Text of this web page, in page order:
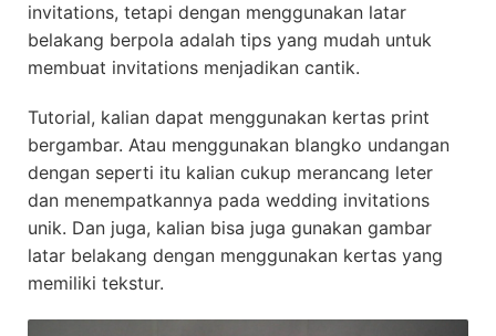
invitations, tetapi dengan menggunakan latar
belakang berpola adalah tips yang mudah untuk
membuat invitations menjadikan cantik.
Tutorial, kalian dapat menggunakan kertas print
bergambar. Atau menggunakan blangko undangan
dengan seperti itu kalian cukup merancang leter
dan menempatkannya pada wedding invitations
unik. Dan juga, kalian bisa juga gunakan gambar
latar belakang dengan menggunakan kertas yang
memiliki tekstur.